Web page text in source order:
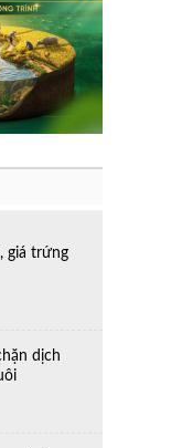
giá trứng
dịch